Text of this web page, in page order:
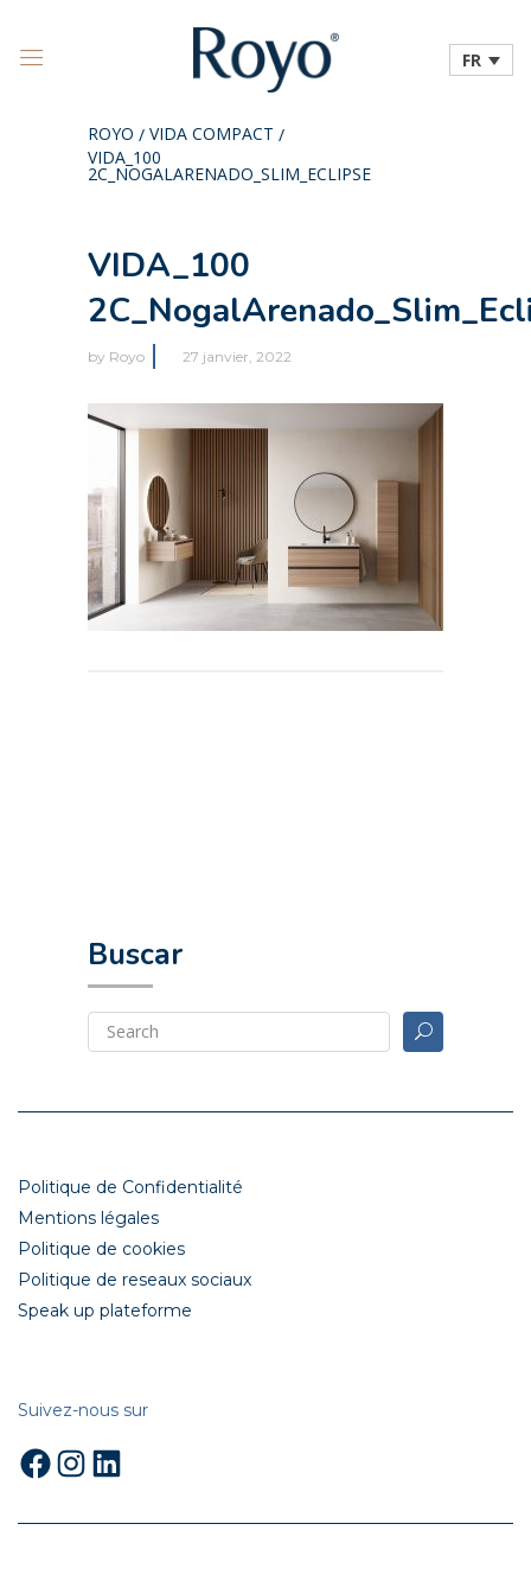
FR
ROYO / VIDA COMPACT /
VIDA_100
2C_NOGALARENADO_SLIM_ECLIPSE
VIDA_100
by Royo 27 janvier, 2022
Buscar
Politique de Confidentialité
Mentions légales
Politique de cookies
Politique de reseaux sociaux
Speak up plateforme
Suivez-nous sur
Facebook
Instagram
LinkedIn